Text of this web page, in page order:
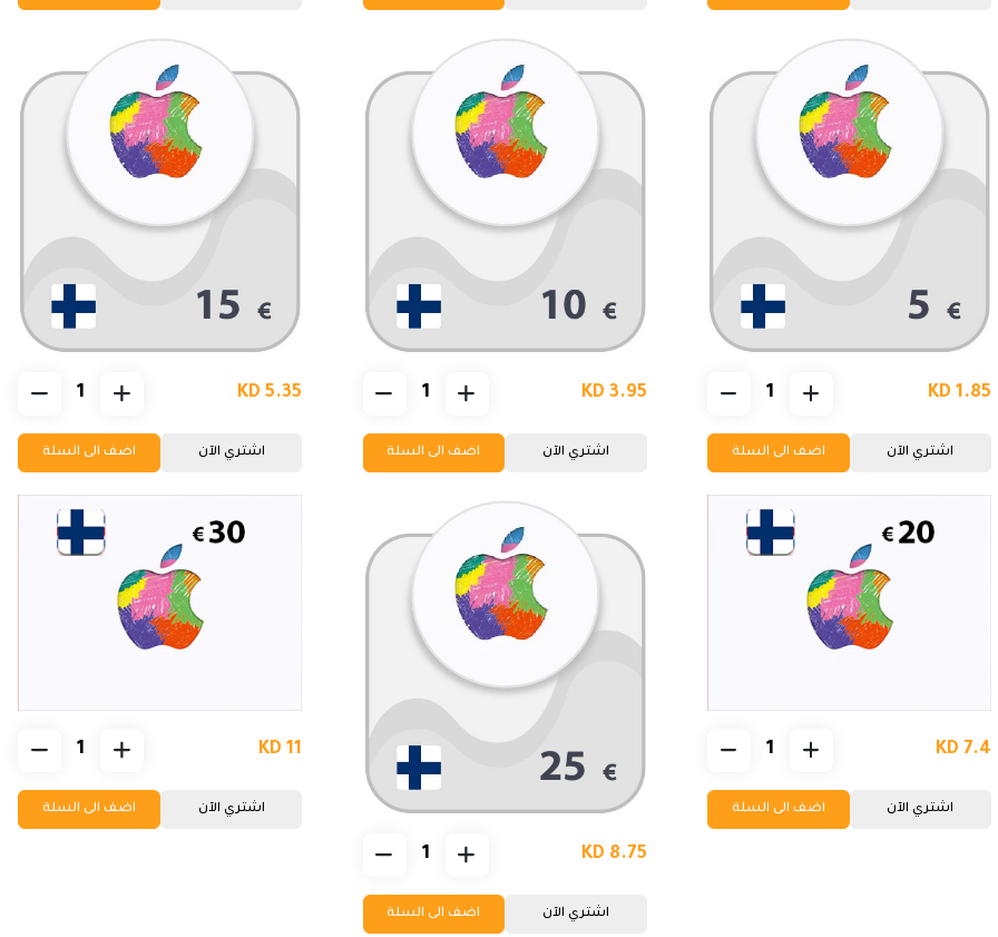
KD 1.85
اشتري الآن اضف الى السلة
KD 3.95
اشتري الآن اضف الى السلة
KD 5.35
اشتري الآن اضف الى السلة
KD 7.4
اشتري الآن اضف الى السلة
KD 8.75
اشتري الآن اضف الى السلة
KD 11
اشتري الآن اضف الى السلة